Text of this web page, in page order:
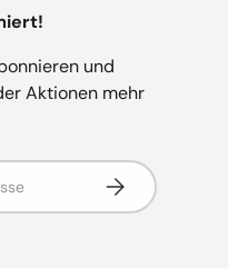
und
Aktionen mehr
Abonnieren